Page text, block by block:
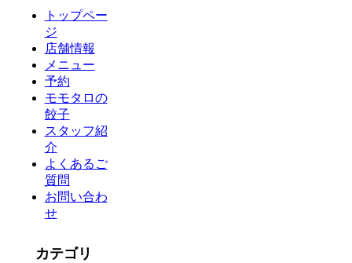
トップペー
ジ
店舗情報
メニュー
予約
モモタロの
餃子
スタッフ紹
介
よくあるご
質問
お問い合わ
せ
カテゴリ